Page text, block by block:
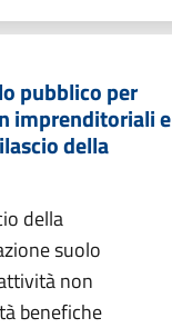
pubblico per
imprenditoriali e
della
della
suolo
non
benefiche